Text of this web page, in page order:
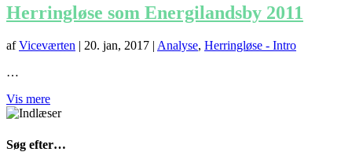
Herringløse som Energilandsby 2011
afViceværten | 20. jan, 2017 | Analyse, Herringløse - Intro
…
Vis mere
Søg efter…